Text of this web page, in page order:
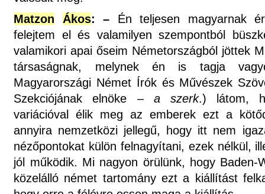
Matzon
Ákos: – Én teljesen magyarnak
felejtem el és valamilyen szempontból
valamikori apai őseim Németországból jöttek
társaságnak, melynek én is tagja
Magyarországi Német Írók és Művészek
Szekciójának elnöke – a szerk.) látom,
variációval élik meg az emberek ezt a
annyira nemzetközi jellegű, hogy itt nem
nézőpontokat külön felnagyítani, ezek nélkül,
jól működik. Mi nagyon örülünk, hogy Baden-
közelálló német tartomány ezt a kiállítást